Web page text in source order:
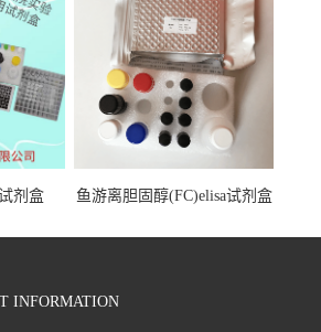
剂盒 鱼游离胆固醇(FC)elisa试剂盒
INFORMATION